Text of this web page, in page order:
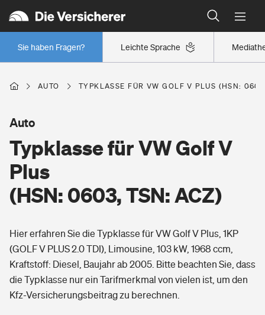
Leichte Sprache
Sie haben Fragen?
Wer versichert was: Jetzt Versicherer finden
Regionalklassen: So ist Ihre Region eingestuft
Wer versichert was: Jetzt Versicherer finden
Berufsunfähigkeitsversicherung
Arbeitsrechtsschutz
Berufshaftpflichtversicherung
Wohnen
Wohngebäudeversicherung
Hausratversicherung
Elementarversicherung
Photovoltaik
Pri­vate Haft­pflicht­
Rechts­schutz­ver­si­che­rung
Gesundheit
Private Krankenversicherung
AUTO TYPKLASSE FÜR VW GOLF V PLUS (HSN:
Typklasse für VW Golf V
Plus
(HSN: 0603, TSN: ACZ)
Auto
Hier erfahren Sie die Typklasse für VW Golf V Plus, 1KP
(GOLF V PLUS 2.0 TDI), Limousine, 103 kW, 1968 ccm,
Kraftstoff: Diesel, Baujahr ab 2005. Bitte beachten Sie, dass
die Typklasse nur ein Tarifmerkmal von vielen ist, um den
Kfz-Versicherungsbeitrag zu berechnen.